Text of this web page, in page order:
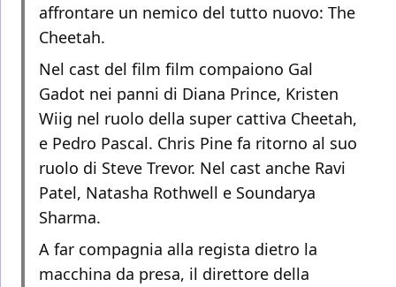
affrontare un nemico del tutto nuovo: The
Cheetah.
Nel cast del film film compaiono Gal
Gadot nei panni di Diana Prince, Kristen
Wiig nel ruolo della super cattiva Cheetah,
e Pedro Pascal. Chris Pine fa ritorno al suo
ruolo di Steve Trevor. Nel cast anche Ravi
Patel, Natasha Rothwell e Soundarya
Sharma.
A far compagnia alla regista dietro la
macchina da presa, il direttore della